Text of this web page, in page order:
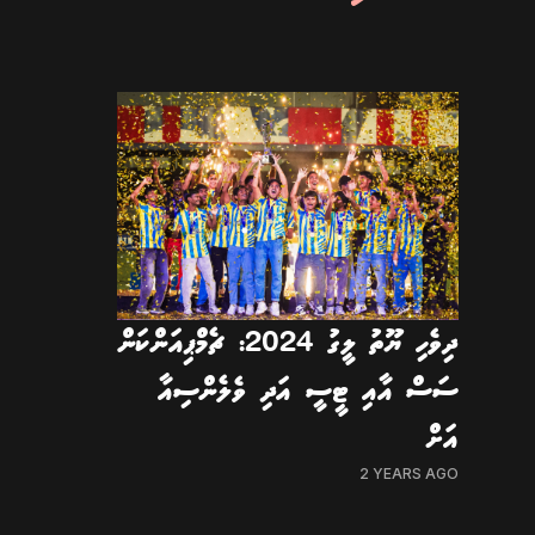
ދިވެހި ޔޫތު ލީގު 2024: ޗެމްޕިއަންކަން
ސަސް އާއި ޓީސީ އަދި ވެލެންސިއާ
އަށް
2 YEARS AGO